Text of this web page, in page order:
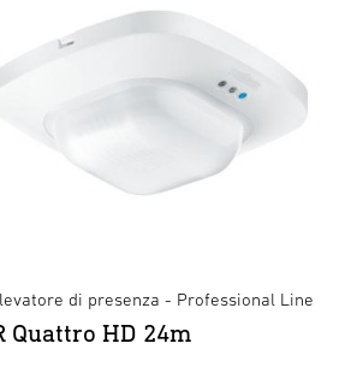
di presenza - Professional Line
Quattro HD 24m